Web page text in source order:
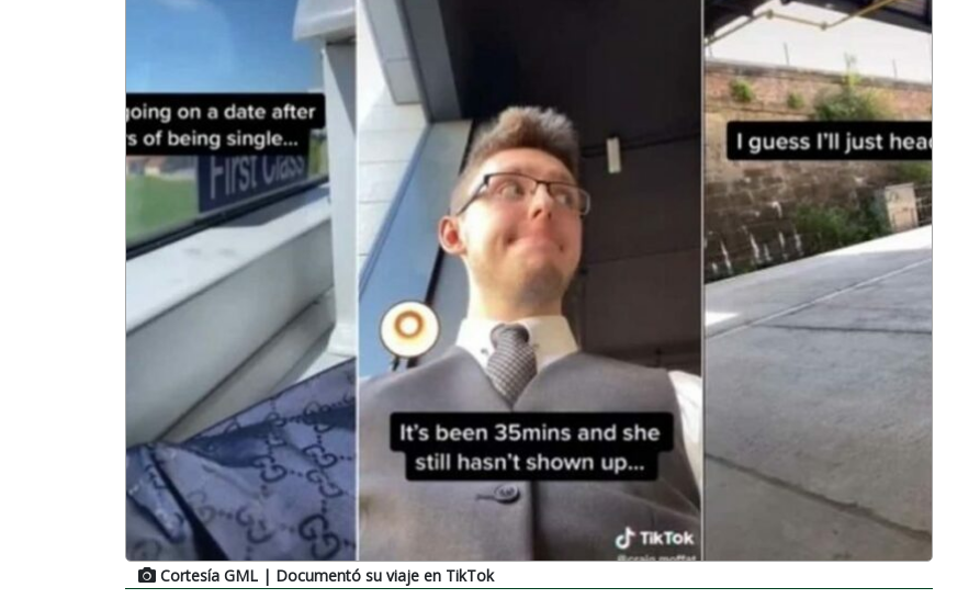
Cortesía GML | Documentó su viaje en TikTok